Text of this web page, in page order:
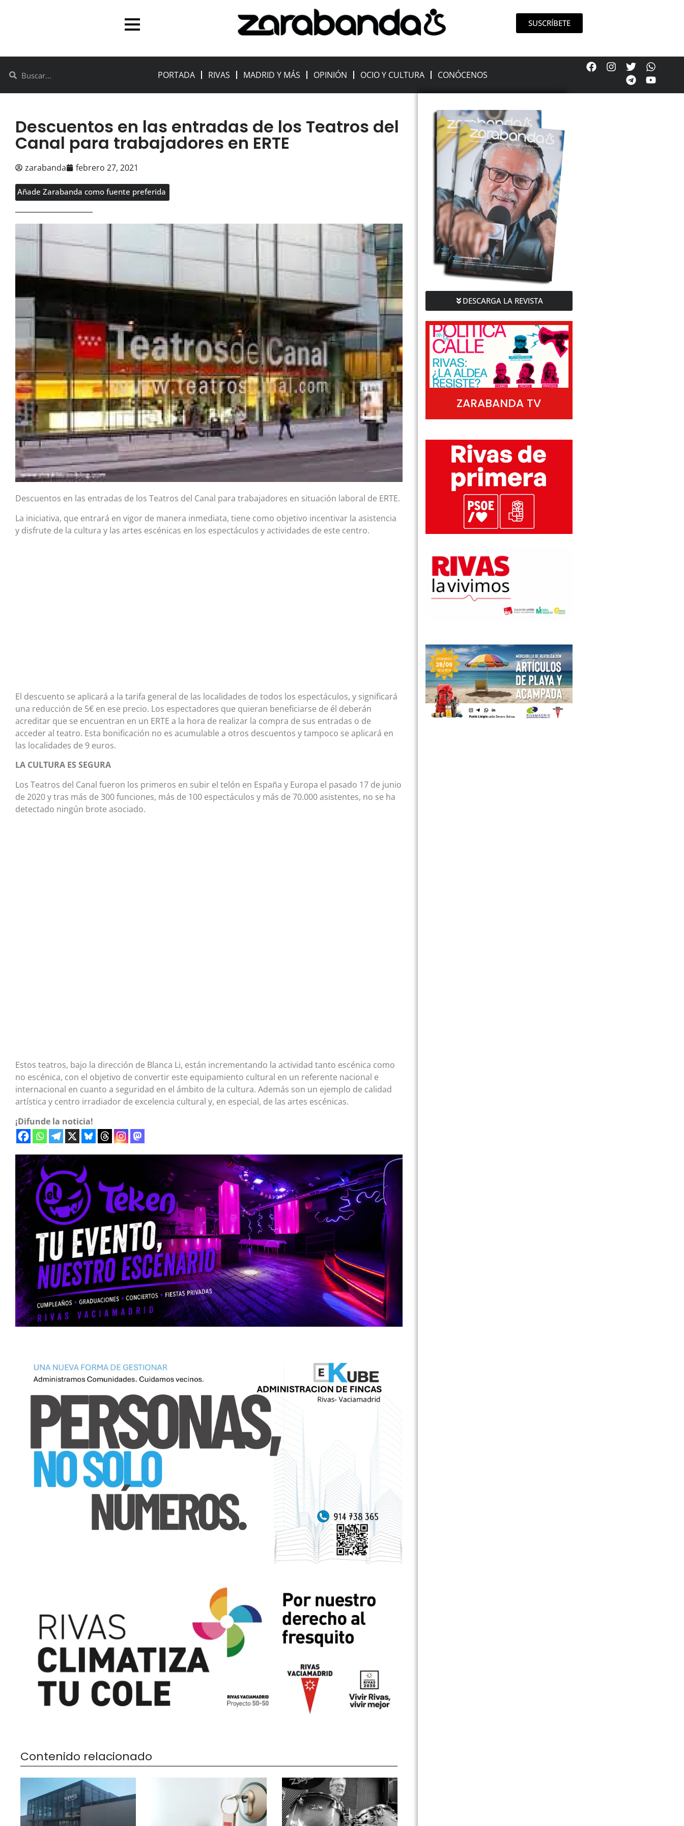
SUSCRÍBETE
PORTADA RIVAS MADRID Y MÁS OPINIÓN OCIO Y CULTURA CONÓCENOS
Descuentos en las entradas de los Teatros del
Canal para trabajadores en ERTE
zarabanda febrero 27, 2021
Añade Zarabanda como fuente preferida
Descuentos en las entradas de los Teatros del Canal para trabajadores en situación laboral de ERTE.
La iniciativa, que entrará en vigor de manera inmediata, tiene como objetivo incentivar la asistencia
y disfrute de la cultura y las artes escénicas en los espectáculos y actividades de este centro.
El descuento se aplicará a la tarifa general de las localidades de todos los espectáculos, y significará
una reducción de 5€ en ese precio. Los espectadores que quieran beneficiarse de él deberán
acreditar que se encuentran en un ERTE a la hora de realizar la compra de sus entradas o de
acceder al teatro. Esta bonificación no es acumulable a otros descuentos y tampoco se aplicará en
las localidades de 9 euros.
LA CULTURA ES SEGURA
Los Teatros del Canal fueron los primeros en subir el telón en España y Europa el pasado 17 de junio
de 2020 y tras más de 300 funciones, más de 100 espectáculos y más de 70.000 asistentes, no se ha
detectado ningún brote asociado.
Estos teatros, bajo la dirección de Blanca Li, están incrementando la actividad tanto escénica como
no escénica, con el objetivo de convertir este equipamiento cultural en un referente nacional e
internacional en cuanto a seguridad en el ámbito de la cultura. Además son un ejemplo de calidad
artística y centro irradiador de excelencia cultural y, en especial, de las artes escénicas.
¡Difunde la noticia!
Contenido relacionado
DESCARGA LA REVISTA
ZARABANDA TV